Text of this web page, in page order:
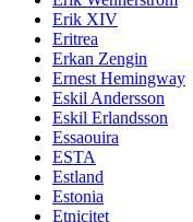
Erik XIV
Eritrea
Erkan Zengin
Ernest Hemingway
Eskil Andersson
Eskil Erlandsson
Essaouira
ESTA
Estland
Estonia
Etnicitet